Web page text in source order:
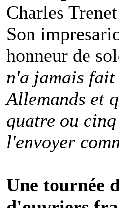
Charles
Son
honneur de
n'a jamais
Allemands et
quatre ou
l'envoyer
Une tournée